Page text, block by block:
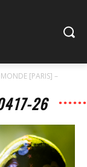
[PARIS] –
26